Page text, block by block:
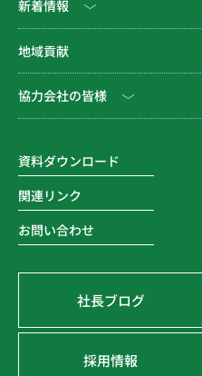
拠点一覧
企業倫理規定
品質方針
環境方針
SDGsの取組み
住宅関連
各種連携
災害時対応等
建築（民間）
新着情報
NEWS & EVENT
メディア掲載
地域貢献
協力会社の皆様
資料ダウンロード
関連リンク
お問い合わせ
社長ブログ
採用情報